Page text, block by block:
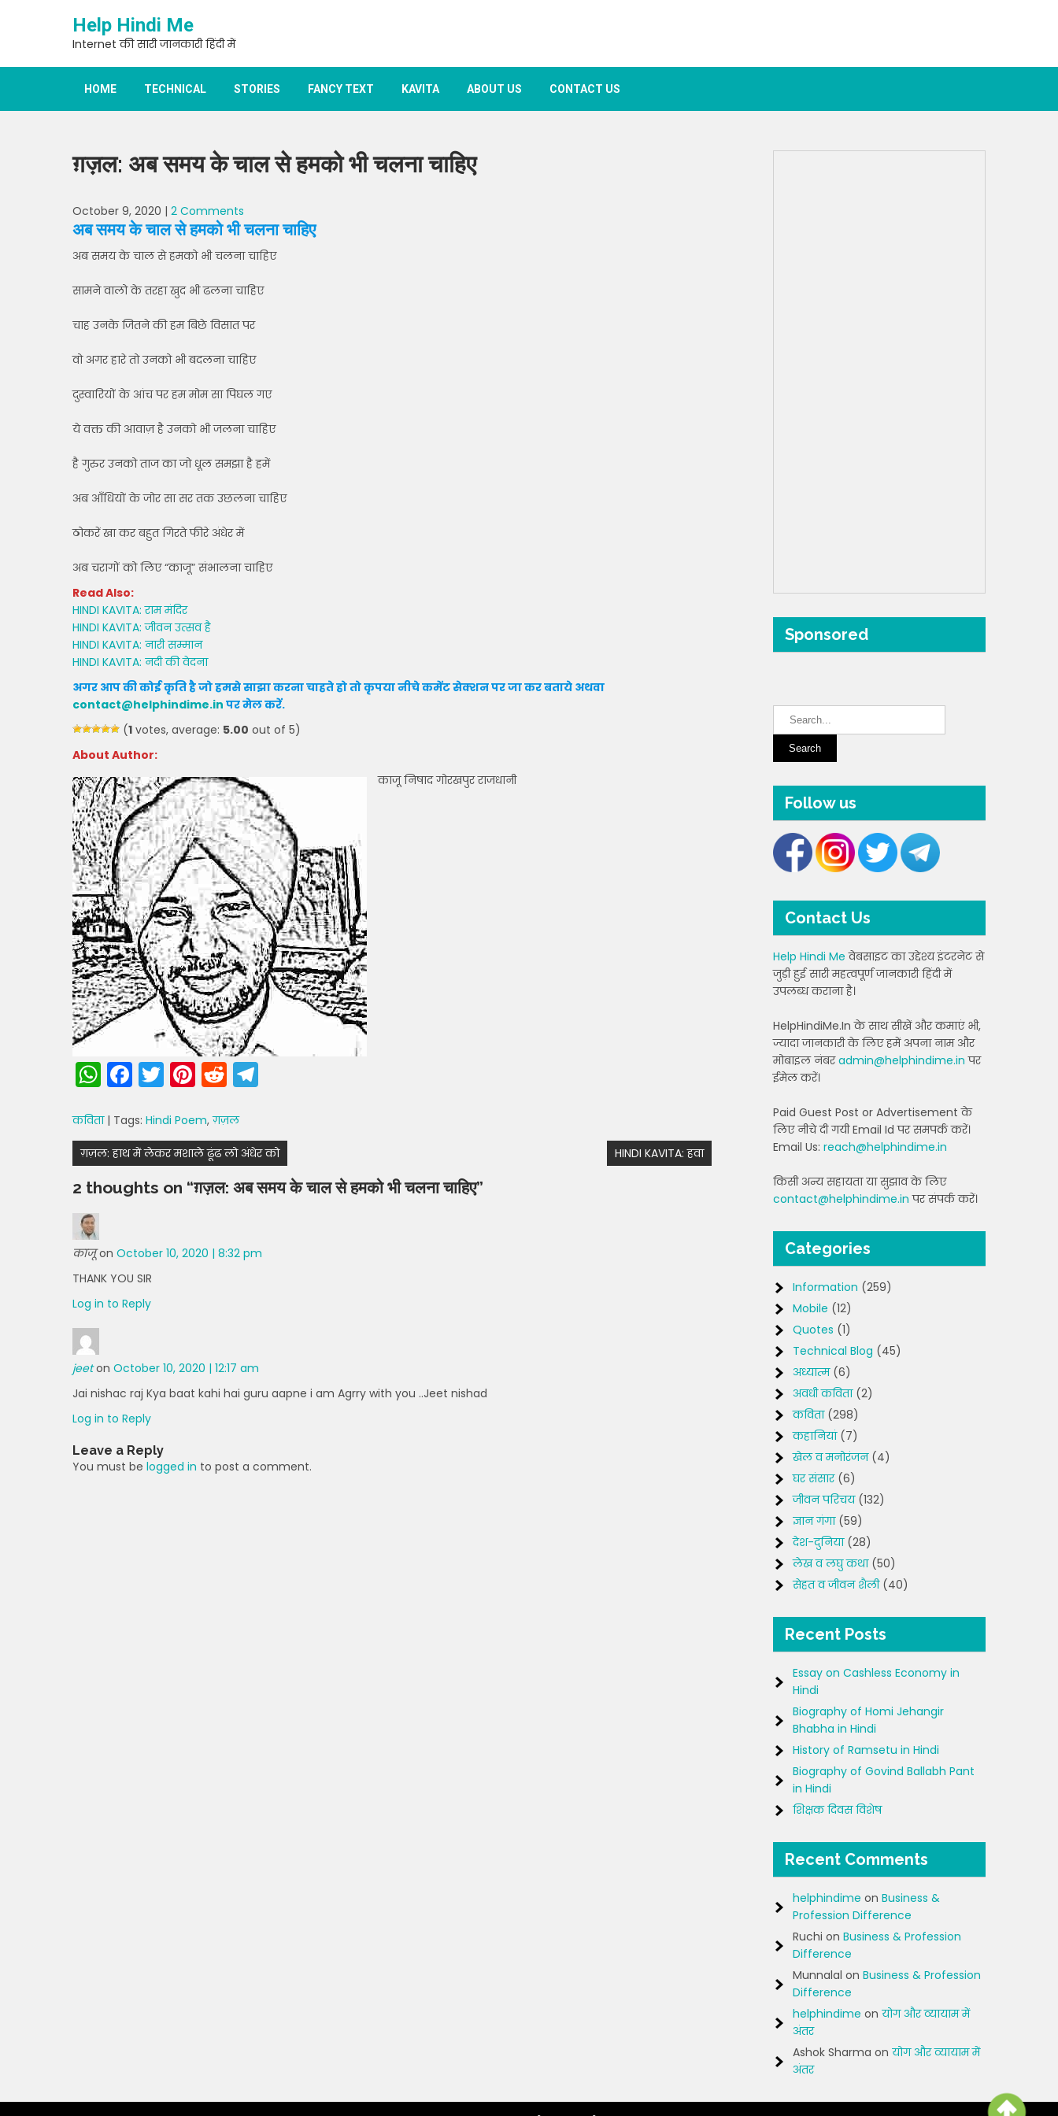
Help Hindi Me
Internet की सारी जानकारी हिंदी में
HOME TECHNICAL STORIES FANCY TEXT KAVITA ABOUT US CONTACT US
ग़ज़ल: अब समय के चाल से हमको भी चलना चाहिए
October 9, 2020 | 2 Comments
अब समय के चाल से हमको भी चलना चाहिए
अब समय के चाल से हमको भी चलना चाहिए
सामने वालो के तरहा खुद भी ढलना चाहिए
चाह उनके जितने की हम बिछे विसात पर
वो अगर हारे तो उनको भी बदलना चाहिए
दुस्वारियों के आंच पर हम मोम सा पिघल गए
ये वक्त की आवाज़ है उनको भी जलना चाहिए
है गुरुर उनको ताज का जो धूल समझा है हमें
अब आँधियों के जोर सा सर तक उछलना चाहिए
ठोकरें खा कर बहुत गिरते फीरे अंधेर में
अब चरागों को लिए “काजू” संभालना चाहिए
Read Also:
HINDI KAVITA: राम मंदिर
HINDI KAVITA: जीवन उत्सव है
HINDI KAVITA: नारी सम्मान
HINDI KAVITA: नदी की वेदना
अगर आप की कोई कृति है जो हमसे साझा करना चाहते हो तो कृपया नीचे कमेंट सेक्शन पर जा कर बताये अथवा
contact@helphindime.in पर मेल करें.
(1 votes, average: 5.00 out of 5)
About Author:
काजू निषाद गोरखपुर राजधानी
W
h
a
ts
A
p
F
a
c
e
b
o
k
T
w
itt
er
Pi
nt
er
e
st
R
e
d
di
t
gr
a
m
कविता| Tags: Hindi Poem,ग़ज़ल
Post
navigation
ग़ज़ल: हाथ में लेकर मशाले ढूंढ लो अंधेर को HINDI KAVITA: हवा
2 thoughts on “ग़ज़ल: अब समय के चाल से हमको भी चलना चाहिए”
काजूon October 10, 2020 | 8:32 pm
THANK YOU SIR
Log in to Reply
jeeton October 10, 2020 | 12:17 am
Jai nishac raj Kya baat kahi hai guru aapne i am Agrry with you ..Jeet nishad
Log in to Reply
Leave a Reply
You must be logged in to post a comment.
Sponsored
Follow us
Contact Us
Help Hindi Me वेबसाइट का उद्देश्य इंटरनेट से
जुड़ी हुई सारी महत्वपूर्ण जानकारी हिंदी में
उपलब्ध कराना है।
HelpHindiMe.In के साथ सीखें और कमाएं भी,
ज्यादा जानकारी के लिए हमें अपना नाम और
मोबाइल नंबरadmin@helphindime.in पर
ईमेल करें।
Paid Guest Post or Advertisement के
लिए नीचे दी गयी Email Id पर समपर्क करें।
Email Us: reach@helphindime.in
किसी अन्य सहायता या सुझाव के लिए
contact@helphindime.in पर संपर्क करें।
Categories
Information (259)
Mobile (12)
Quotes (1)
Technical Blog (45)
अध्यात्म(6)
अवधी कविता(2)
कविता(298)
कहानियां(7)
खेल व मनोरंजन(4)
घर संसार(6)
जीवन परिचय(132)
ज्ञान गंगा(59)
देश-दुनिया(28)
लेख व लघु कथा(50)
सेहत व जीवन शैली(40)
Recent Posts
Essay on Cashless Economy in
Hindi
Biography of Homi Jehangir
Bhabha in Hindi
History of Ramsetu in Hindi
Biography of Govind Ballabh Pant
in Hindi
शिक्षक दिवस विशेष
Recent Comments
helphindime on Business &
Profession Difference
Ruchi on Business & Profession
Difference
Munnalal on Business & Profession
Difference
helphindime on योग और व्यायाम में
अंतर
Ashok Sharma on योग और व्यायाम में
अंतर